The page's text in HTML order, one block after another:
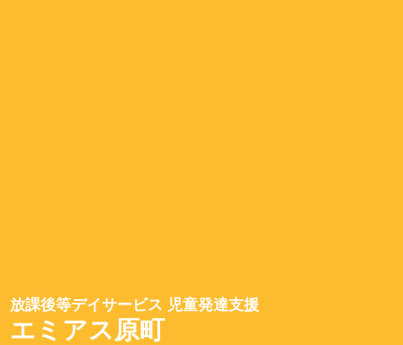
放課後等デイサービス 児童発達支援
エミアス原町